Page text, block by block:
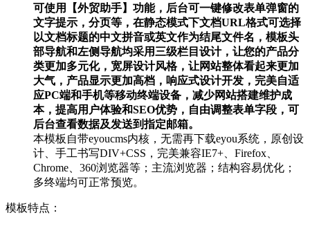
可使用【外贸助手】功能，后台可一键修改表单弹窗的
文字提示，分页等，在静态模式下文档URL格式可选择
以文档标题的中文拼音或英文作为结尾文件名，模板头
部导航和左侧导航均采用三级栏目设计，让您的产品分
类更加多元化，宽屏设计风格，让网站整体看起来更加
大气，产品显示更加高档，响应式设计开发，完美自适
应PC端和手机等移动终端设备，减少网站搭建维护成
本，提高用户体验和SEO优势，自由调整表单字段，可
后台查看数据及发送到指定邮箱。
本模板自带eyoucms内核，无需再下载eyou系统，原创设
计、手工书写DIV+CSS，完美兼容IE7+、Firefox、
Chrome、360浏览器等；主流浏览器；结构容易优化；
多终端均可正常预览。
模板特点：